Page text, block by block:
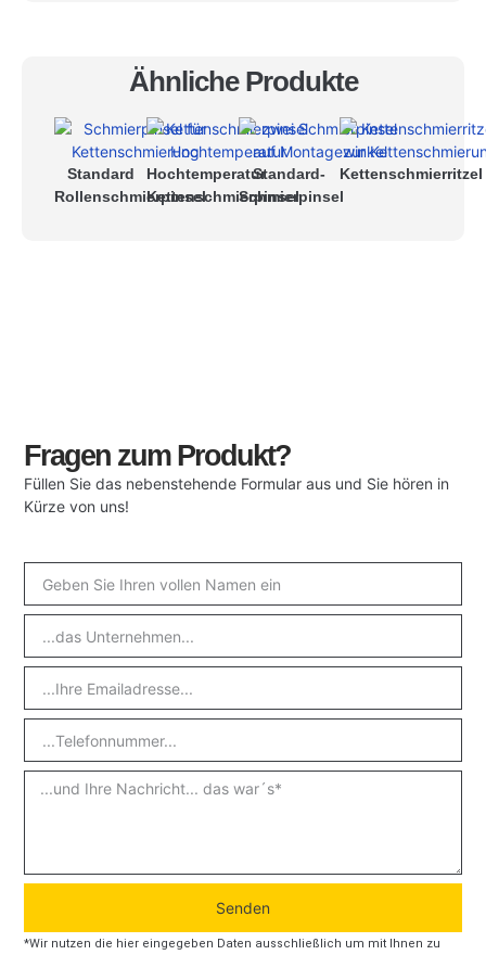
Ähnliche Produkte
Standard
Rollenschmierpinsel
Hochtemperatur
Kettenschmierpinsel
Standard-
Schmierpinsel
Kettenschmierritzel
Fragen zum Produkt?
Füllen Sie das nebenstehende Formular aus und Sie hören in
Kürze von uns!
Senden
*Wir nutzen die hier eingegeben Daten ausschließlich um mit Ihnen zu